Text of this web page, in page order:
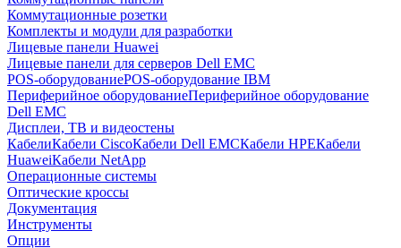
Коммутационные розетки
Комплекты и модули для разработки
Лицевые панели Huawei
Лицевые панели для серверов Dell EMC
POS-оборудованиеPOS-оборудование IBM
Периферийное оборудованиеПериферийное оборудование
Dell EMC
Дисплеи, ТВ и видеостены
КабелиКабели CiscoКабели Dell EMCКабели HPEКабели
HuaweiКабели NetApp
Операционные системы
Оптические кроссы
Документация
Инструменты
Опции